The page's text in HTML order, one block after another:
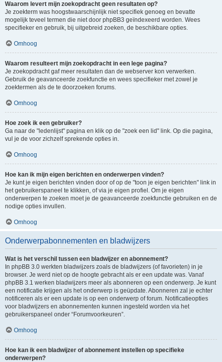
Waarom levert mijn zoekopdracht geen resultaten op?
Je zoekterm was hoogstwaarschijnlijk niet specifiek genoeg en bevatte
mogelijk teveel termen die niet door phpBB3 geïndexeerd worden. Wees
specifieker en gebruik, bij uitgebreid zoeken, de beschikbare opties.
Omhoog
Waarom resulteert mijn zoekopdracht in een lege pagina?
Je zoekopdracht gaf meer resultaten dan de webserver kon verwerken.
Gebruik de geavanceerde zoekfunctie en wees specifieker met zowel je
zoektermen als de te doorzoeken forums.
Omhoog
Hoe zoek ik een gebruiker?
Ga naar de "ledenlijst" pagina en klik op de "zoek een lid" link. Op die pagina,
vul je de voor zichzelf sprekende opties in.
Omhoog
Hoe kan ik mijn eigen berichten en onderwerpen vinden?
Je kunt je eigen berichten vinden door of op de "toon je eigen berichten" link in
het gebruikerspaneel te klikken, of via je eigen profiel. Om je eigen
onderwerpen te zoeken moet je de geavanceerde zoekfunctie gebruiken en de
nodige opties invullen.
Omhoog
Onderwerpabonnementen en bladwijzers
Wat is het verschil tussen een bladwijzer en abonnement?
In phpBB 3.0 werkten bladwijzers zoals de bladwijzers (of favorieten) in je
browser. Je werd niet op de hoogte gebracht als er een update was. Vanaf
phpBB 3.1 werken bladwijzers meer als abonneren op een onderwerp. Je kunt
een notificatie krijgen als het onderwerp is geüpdate. Abonneren zal je echter
notificeren als er een update is op een onderwerp of forum. Notificatieopties
voor bladwijzers en abonnementen kunnen ingesteld worden via het
gebruikerspaneel onder “Forumvoorkeuren”.
Omhoog
Hoe kan ik een bladwijzer of abonnement instellen op specifieke
onderwerpen?